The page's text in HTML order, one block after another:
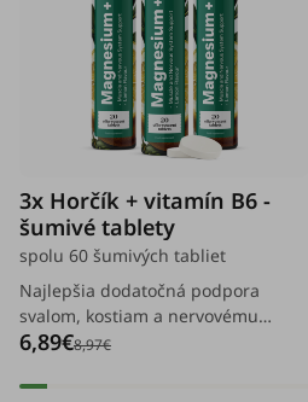
3x Horčík + vitamín B6 -
šumivé tablety
spolu 60 šumivých tabliet
Najlepšia dodatočná podpora
svalom, kostiam a nervovému
systému.
6,89€8,97€